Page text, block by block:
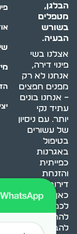
הבלגן,
מטפלים
בשורש
הבעיה.
אצלנו בשי
פינוי דירה,
אנחנו לא רק
מפנים חפצים
– אנחנו בונים
עתיד נקי
יותר. עם ניסיון
של עשורים
בטיפול
באגרנות
כפייתית
והזנחת
דירות, אנחנו
כאן כדי לעזור
לכם
להתמודד,
להבין ולשנות.